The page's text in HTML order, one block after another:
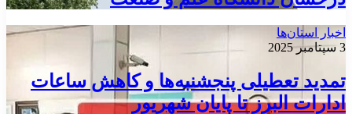
اخبار استان‌ها
3 سپتامبر 2025
تمدید تعطیلی پنجشنبه‌ها و کاهش ساعات
ادارات البرز تا پایان شهریور